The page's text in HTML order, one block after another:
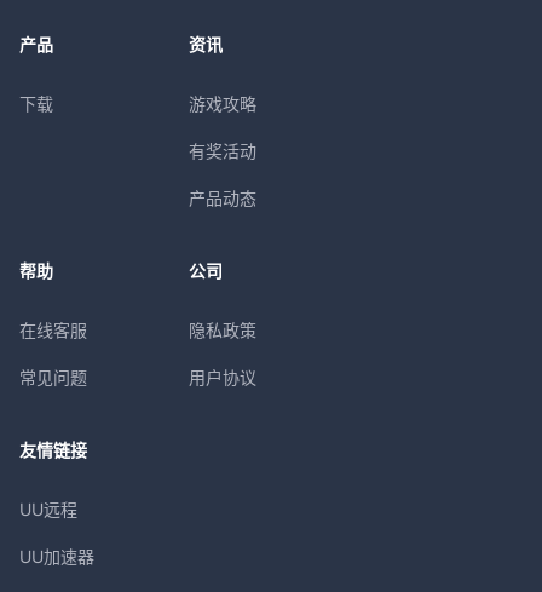
产品
下载
资讯
游戏攻略
有奖活动
产品动态
帮助
在线客服
常见问题
公司
隐私政策
用户协议
友情链接
UU远程
UU加速器